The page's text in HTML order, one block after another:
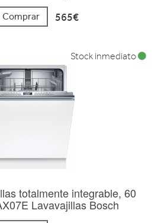
Comprar 565€
totalmente integrable, 60
Lavavajillas Bosch
Stock inmediato